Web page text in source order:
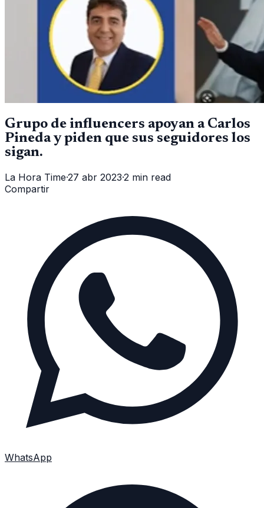
Grupo de influencers apoyan a Carlos
Pineda y piden que sus seguidores los
sigan.
La Hora Time·27 abr 2023·2 min read
Compartir
WhatsApp